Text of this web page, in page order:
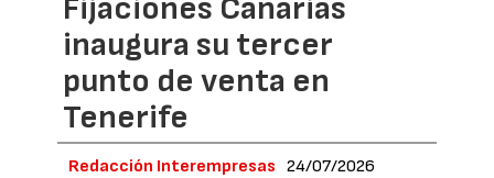
Fijaciones Canarias
inaugura su tercer
punto de venta en
Tenerife
Redacción Interempresas 24/07/2026